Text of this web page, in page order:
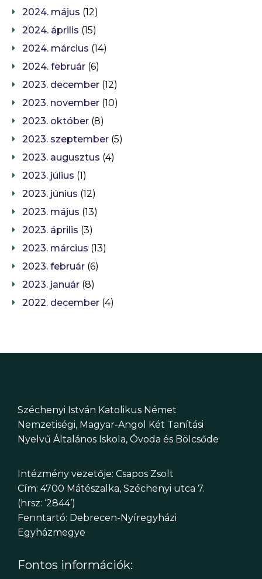
2024. május (12)
2024. április (15)
2024. március (14)
2024. február (6)
2023. december (12)
2023. november (10)
2023. október (8)
2023. szeptember (5)
2023. augusztus (4)
2023. július (1)
2023. június (12)
2023. május (13)
2023. április (3)
2023. március (13)
2023. február (6)
2023. január (8)
2022. december (4)
Széchenyi István Katolikus Német
Nemzetiségi, Magyar-Angol Két Tanítási
Nyelvű Általános Iskola, Óvoda és Bölcsőde
Intézmény vezetője: Csapos Zsolt
Cím: 4700 Mátészalka, Széchenyi utca 7.
(hrsz: ‘2844’)
Fenntartó: Debrecen-Nyíregyházi
Egyházmegye
Fontos információk: